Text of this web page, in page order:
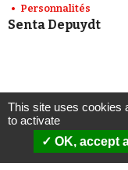
Personnalités
Senta Depuydt
This site uses cookies
to activate
OK, accept